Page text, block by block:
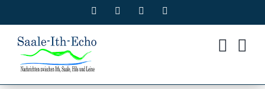
Inhalt
springen
Facebook Instagram